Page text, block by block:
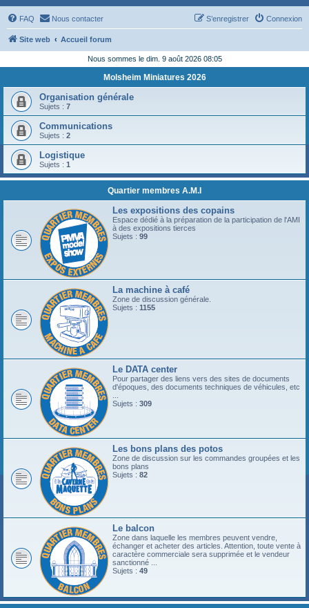
FAQ Nous contacter Connexion
S’enregistrer
Site web Accueil forum
Nous sommes le dim. 9 août 2026 08:05
Molsheim Miniatures 2026
Organisation générale
Sujets : 7
Communications
Sujets : 2
Logistique
Sujets : 1
Quartier membres A.M.I
Les expositions des copains
Espace dédié à la préparation de la participation de l'AMI
à des expositions tierces
Sujets : 99
La machine à café
Zone de discussion générale.
Sujets : 1155
Le DATA center
Pour partager des liens vers des sites de documents
d'époques, des documents techniques de véhicules, etc
Sujets : 309
Les bons plans des potos
Zone de discussion sur les commandes groupées et les
bons plans
Sujets : 82
Le balcon
Zone dans laquelle les membres peuvent vendre,
échanger et acheter des articles. Attention, toute vente à
caractère commerciale sera supprimée et le vendeur
sanctionné ...
Sujets : 49